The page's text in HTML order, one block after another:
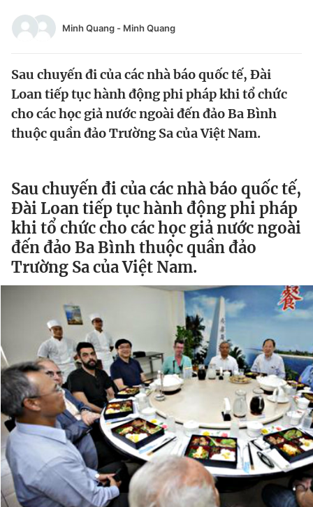
Chào ngày mới Tin 24h
Tin thị trường Tin 360
Video Magazine
Tiện ích Bạn cần biết
Thông tin tòa soạn Liên hệ quảng cáo
Đọc Thanh Niên trên điện thoại
Theo dõi báo trên
Hotline
0906 645 777
Liên hệ quảng cáo
0908 780 404
Tin đã xem
Minh Quang - Minh Quang
Sau chuyến đi của các nhà báo quốc tế, Đài
Loan tiếp tục hành động phi pháp khi tổ chức
cho các học giả nước ngoài đến đảo Ba Bình
thuộc quần đảo Trường Sa của Việt Nam.
Sau chuyến đi của các nhà báo quốc tế,
Đài Loan tiếp tục hành động phi pháp
khi tổ chức cho các học giả nước ngoài
đến đảo Ba Bình thuộc quần đảo
Trường Sa của Việt Nam.